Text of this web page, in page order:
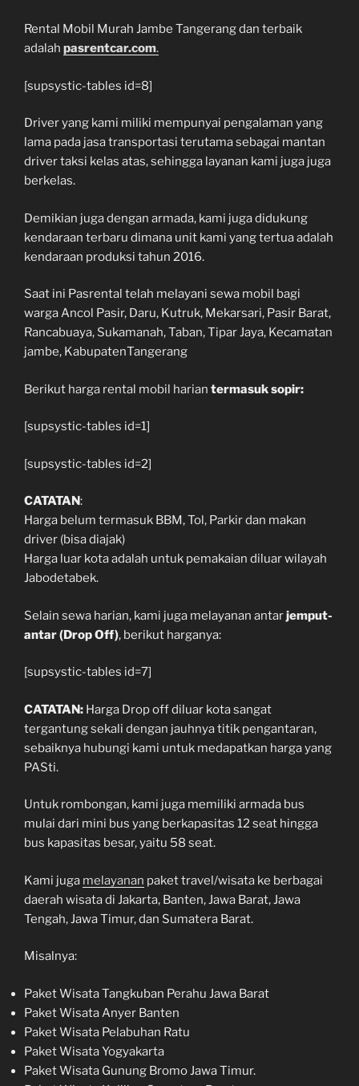
Rental Mobil Murah Jambe Tangerang dan terbaik
adalah pasrentcar.com.
[supsystic-tables id=8]
Driver yang kami miliki mempunyai pengalaman yang
lama pada jasa transportasi terutama sebagai mantan
driver taksi kelas atas, sehingga layanan kami juga juga
berkelas.
Demikian juga dengan armada, kami juga didukung
kendaraan terbaru dimana unit kami yang tertua adalah
kendaraan produksi tahun 2016.
Saat ini Pasrental telah melayani sewa mobil bagi
warga Ancol Pasir, Daru, Kutruk, Mekarsari, Pasir Barat,
Rancabuaya, Sukamanah, Taban, Tipar Jaya, Kecamatan
jambe, KabupatenTangerang
Berikut harga rental mobil harian termasuk sopir:
[supsystic-tables id=1]
[supsystic-tables id=2]
CATATAN:
Harga belum termasuk BBM, Tol, Parkir dan makan
driver (bisa diajak)
Harga luar kota adalah untuk pemakaian diluar wilayah
Jabodetabek.
Selain sewa harian, kami juga melayanan antarjemput-
antar (Drop Off), berikut harganya:
[supsystic-tables id=7]
CATATAN: Harga Drop off diluar kota sangat
tergantung sekali dengan jauhnya titik pengantaran,
sebaiknya hubungi kami untuk medapatkan harga yang
PASti.
Untuk rombongan, kami juga memiliki armada bus
mulai dari mini bus yang berkapasitas 12 seat hingga
bus kapasitas besar, yaitu 58 seat.
Kami juga melayanan paket travel/wisata ke berbagai
daerah wisata di Jakarta, Banten, Jawa Barat, Jawa
Tengah, Jawa Timur, dan Sumatera Barat.
Misalnya:
Paket Wisata Tangkuban Perahu Jawa Barat
Paket Wisata Anyer Banten
Paket Wisata Pelabuhan Ratu
Paket Wisata Yogyakarta
Paket Wisata Gunung Bromo Jawa Timur.